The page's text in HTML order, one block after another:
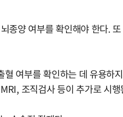
종양 여부를 확인해야 한다.
여부를 확인하는 데 유용하
조직검사 등이 추가로 시행